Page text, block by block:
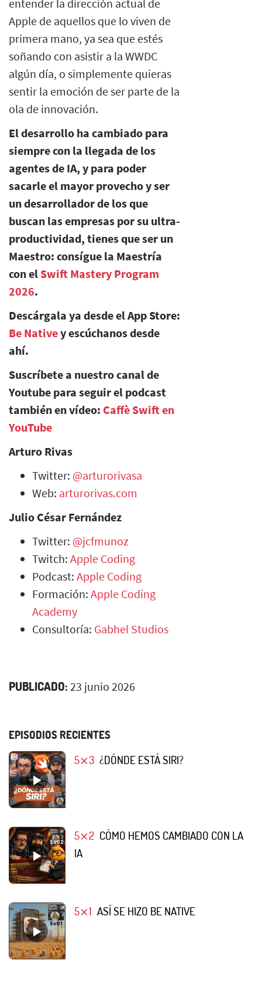
entender la dirección actual de
Apple de aquellos que lo viven de
primera mano, ya sea que estés
soñando con asistir a la WWDC
algún día, o simplemente quieras
sentir la emoción de ser parte de la
ola de innovación.
El desarrollo ha cambiado para
siempre con la llegada de los
agentes de IA, y para poder
sacarle el mayor provecho y ser
un desarrollador de los que
buscan las empresas por su ultra-
productividad, tienes que ser un
Maestro: consígue la Maestría
con el Swift Mastery Program
2026.
Descárgala ya desde el App Store:
Be Nativey escúchanos desde
ahí.
Suscríbete a nuestro canal de
Youtube para seguir el podcast
también en vídeo: Caffè Swift en
YouTube
Arturo Rivas
Twitter: @arturorivasa
Web: arturorivas.com
Julio César Fernández
Twitter: @jcfmunoz
Twitch: Apple Coding
Podcast: Apple Coding
Formación: Apple Coding
Academy
Consultoría: Gabhel Studios
PUBLICADO: 23 junio 2026
EPISODIOS RECIENTES
5⨯3 ¿DÓNDE ESTÁ SIRI?
5⨯2 CÓMO HEMOS CAMBIADO CON LA
IA
5⨯1 ASÍ SE HIZO BE NATIVE